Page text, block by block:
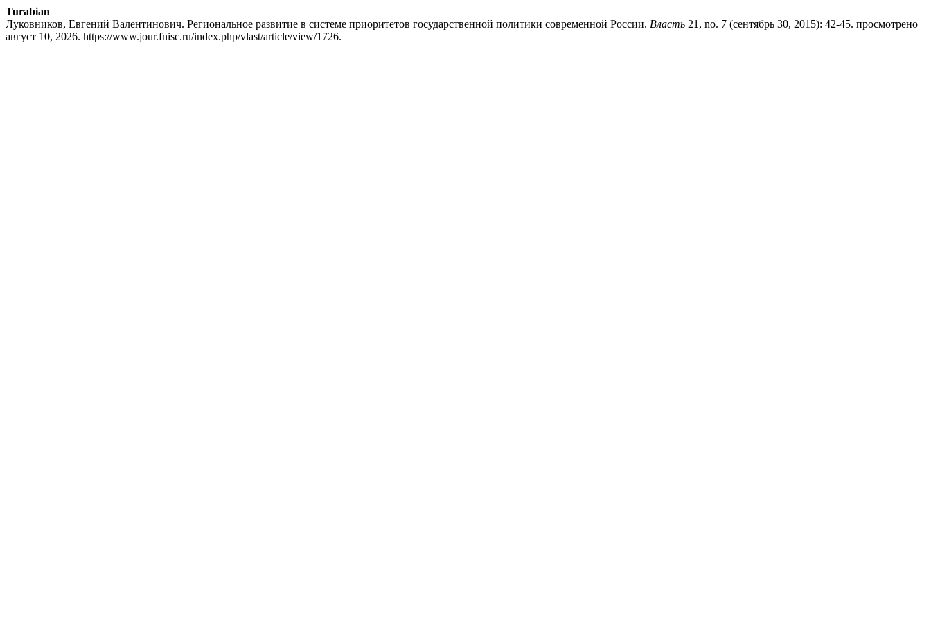
Turabian
Луковников, Евгений Валентинович. Региональное развитие в системе приоритетов государственной политики современной России. Власть 21, no. 7 (сентябрь 30, 2015): 42-45. просмотрено
август 10, 2026. https://www.jour.fnisc.ru/index.php/vlast/article/view/1726.